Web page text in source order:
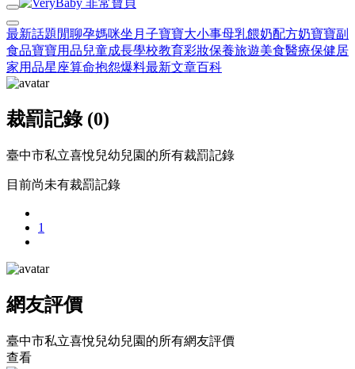
最新話題 閒聊孕媽咪坐月子寶寶大小事母乳餵奶配方奶寶寶副
食品寶寶用品兒童成長學校教育彩妝保養旅遊美食醫療保健居
家用品星座算命抱怨爆料最新文章百科
裁罰記錄 (0)
臺中市私立喜悅兒幼兒園的所有裁罰記錄
目前尚未有裁罰記錄
1
網友評價
臺中市私立喜悅兒幼兒園的所有網友評價
查看